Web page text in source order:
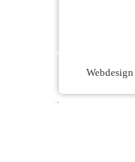
Webdesign